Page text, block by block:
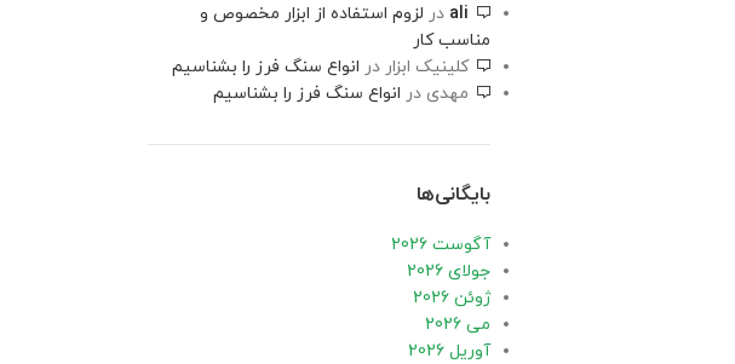
ali در لزوم استفاده از ابزار مخصوص و
مناسب کار
کلینیک ابزار در انواع سنگ فرز را بشناسیم
مهدی در انواع سنگ فرز را بشناسیم
بایگانی‌ها
آگوست 2026
جولای 2026
ژوئن 2026
می 2026
آوریل 2026